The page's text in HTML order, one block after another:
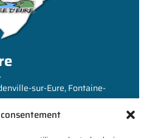
sur-Eure, Fontaine-